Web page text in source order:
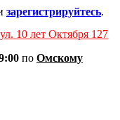
зарегистрируйтесь.
10 лет Октября 127
по Омскому